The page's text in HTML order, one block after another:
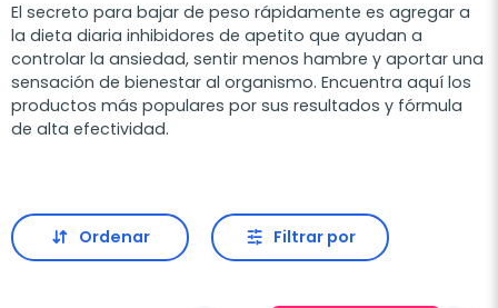
El secreto para bajar de peso rápidamente es agregar a
la dieta diaria inhibidores de apetito que ayudan a
controlar la ansiedad, sentir menos hambre y aportar una
sensación de bienestar al organismo. Encuentra aquí los
productos más populares por sus resultados y fórmula
de alta efectividad.
Ordenar Filtrar por